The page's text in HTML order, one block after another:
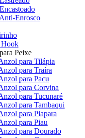
Enrosco
Hook
Peixe
para Tilápia
para Traíra
para Pacu
para Corvina
para Tucunaré
para Tambaqui
para Piapara
para Piau
para Dourado